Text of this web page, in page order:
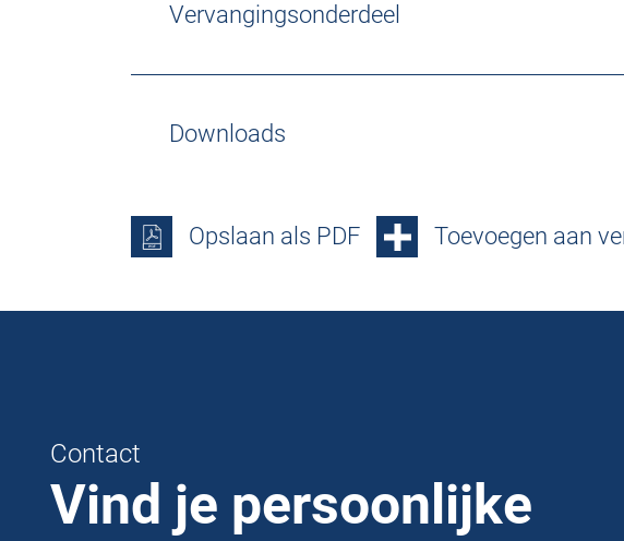
Vervangingsonderdeel
Downloads
Opslaan als PDF Toevoegen aan
Contact
Vind je persoonlijke